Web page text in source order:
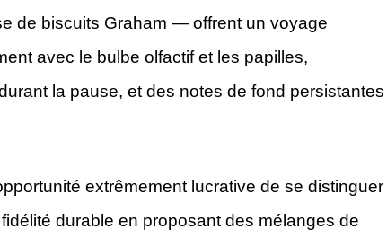
de biscuits Graham — offrent un voyage
avec le bulbe olfactif et les papilles,
la pause, et des notes de fond persistantes
extrêmement lucrative de se distinguer
durable en proposant des mélanges de